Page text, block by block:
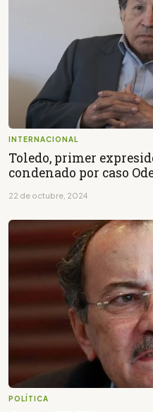
INTERNACIONAL
Toledo, primer
condenado por caso
22 de octubre, 2024
POLÍTICA